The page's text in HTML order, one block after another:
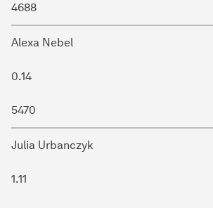
4688
Alexa Nebel
0.14
5470
Julia Urbanczyk
1.11